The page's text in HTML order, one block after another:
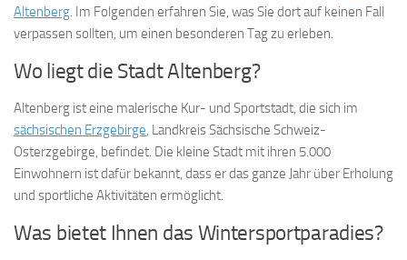
Altenberg . Im Folgenden erfahren Sie, was Sie dort auf keinen Fall
verpassen sollten, um einen besonderen Tag zu erleben.
Wo liegt die Stadt Altenberg?
Altenberg ist eine malerische Kur- und Sportstadt, die sich im
sächsischen Erzgebirge , Landkreis Sächsische Schweiz-
Osterzgebirge, befindet. Die kleine Stadt mit ihren 5.000
Einwohnern ist dafür bekannt, dass er das ganze Jahr über Erholung
und sportliche Aktivitäten ermöglicht.
Was bietet Ihnen das Wintersportparadies?